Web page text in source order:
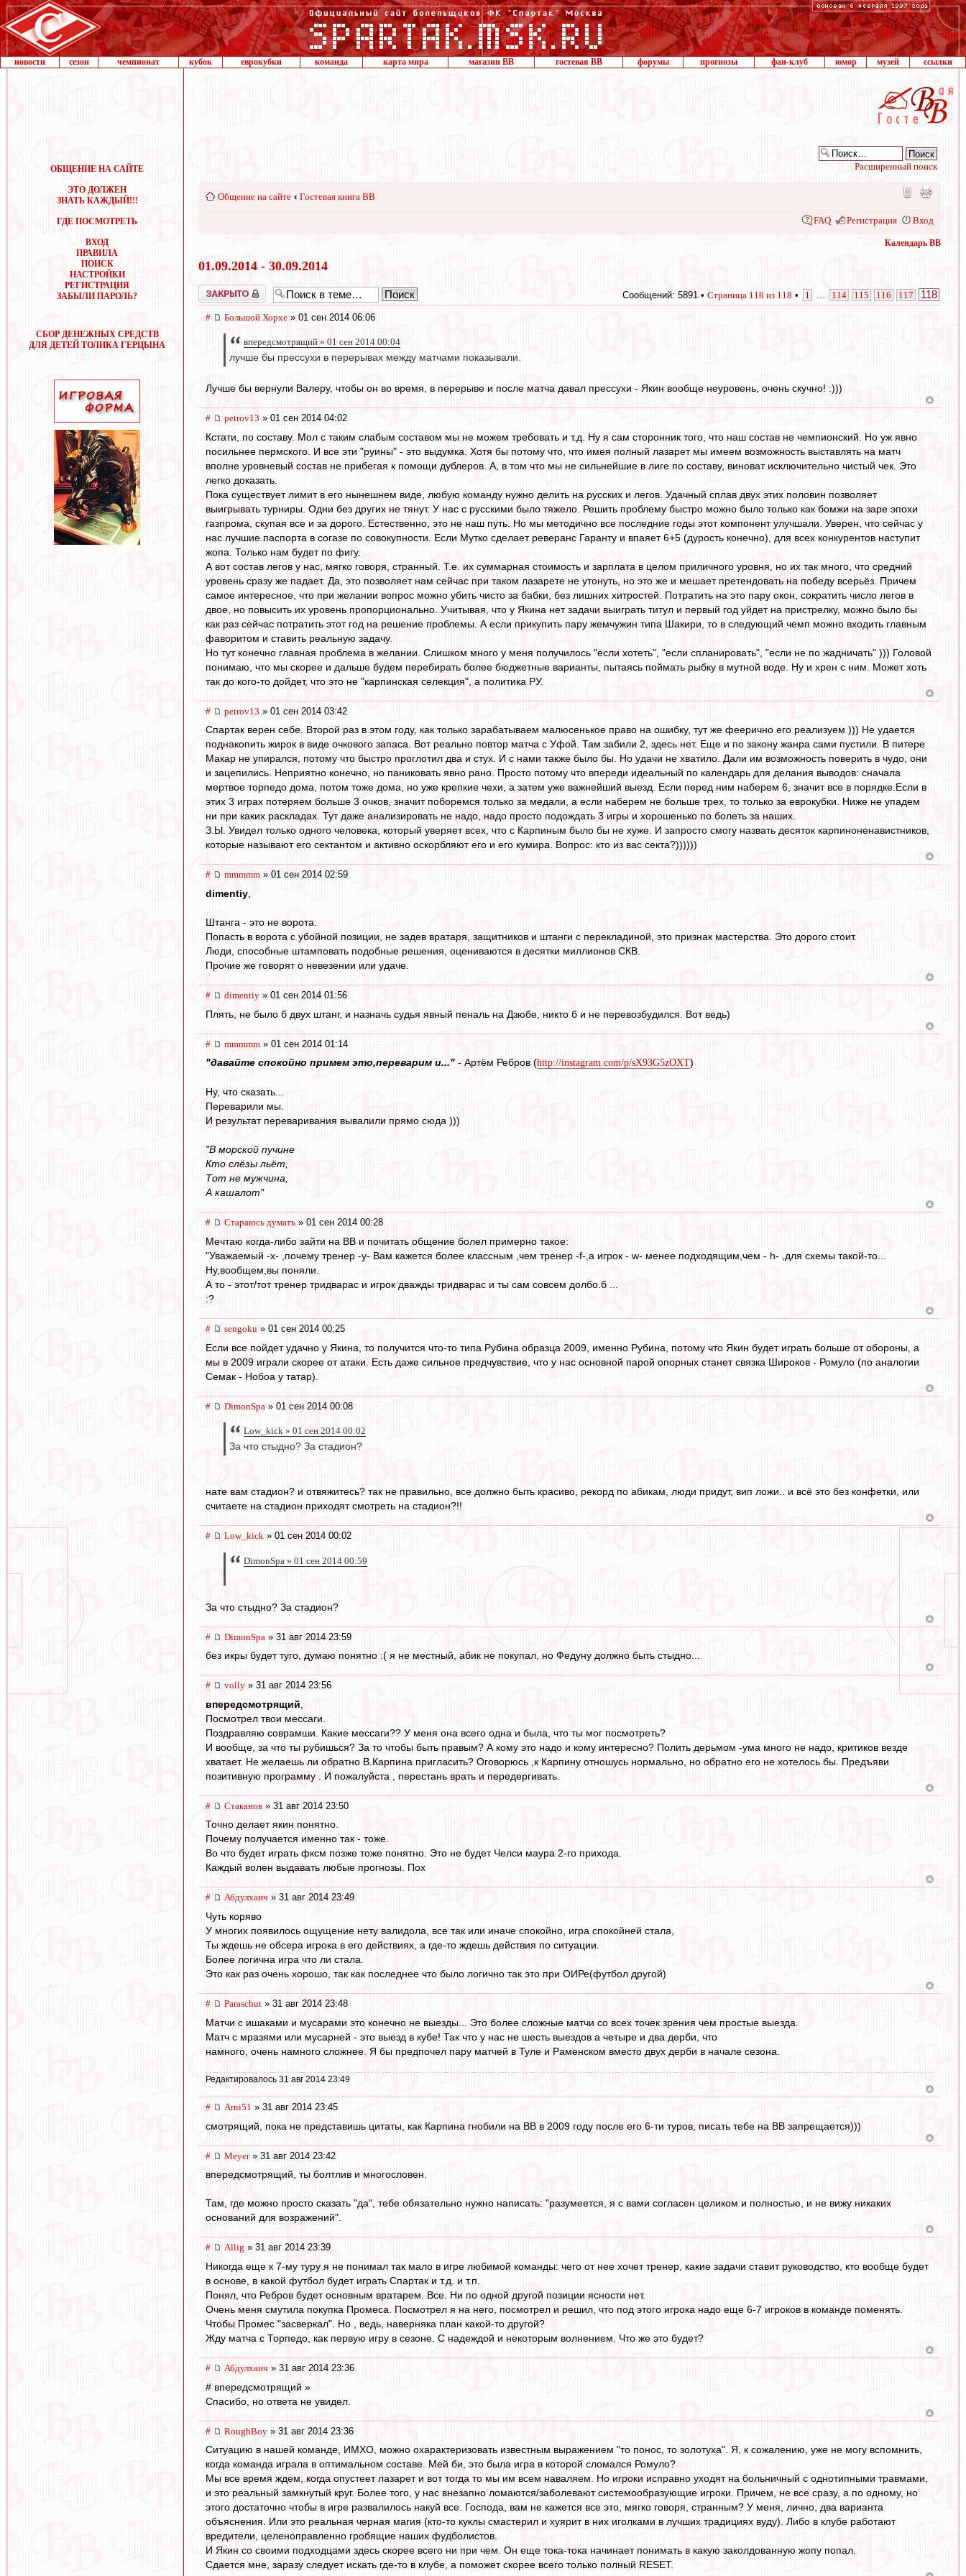
новости сезон чемпионат кубок еврокубки команда карта мира магазин ВВ гостевая ВВ форумы прогнозы фан-клуб юмор музей ссылки
ОБЩЕНИЕ НА САЙТЕ
ЭТО ДОЛЖЕН
ЗНАТЬ КАЖДЫЙ!!!
ГДЕ ПОСМОТРЕТЬ
ВХОД
ПРАВИЛА
ПОИСК
НАСТРОЙКИ
РЕГИСТРАЦИЯ
ЗАБЫЛИ ПАРОЛЬ?
СБОР ДЕНЕЖНЫХ СРЕДСТВ
ДЛЯ ДЕТЕЙ ТОЛИКА ГЕРЦЫНА
Расширенный поиск
Общение на сайте ‹ Гостевая книга ВВ
FAQ Регистрация Вход
Календарь ВВ
01.09.2014 - 30.09.2014
Закрыто Сообщений: 5891 • Страница 118 из 118 • 1 114 115 116 117 118
# Большой Хорхе » 01 сен 2014 06:06
впередсмотрящий » 01 сен 2014 00:04
лучше бы прессухи в перерывах между матчами показывали.
Лучше бы вернули Валеру, чтобы он во время, в перерыве и после матча давал прессухи - Якин вообще неуровень, очень скучно! :)))
# petrov13 » 01 сен 2014 04:02
Кстати, по составу. Мол с таким слабым составом мы не можем требовать и т.д. Ну я сам сторонник того, что наш состав не чемпионский. Но уж явно
посильнее пермского. И все эти "руины" - это выдумка. Хотя бы потому что, что имея полный лазарет мы имеем возможность выставлять на матч
вполне уровневый состав не прибегая к помощи дублеров. А, в том что мы не сильнейшие в лиге по составу, виноват исключительно чистый чек. Это
легко доказать.
Пока существует лимит в его нынешнем виде, любую команду нужно делить на русских и легов. Удачный сплав двух этих половин позволяет
выигрывать турниры. Одни без других не тянут. У нас с русскими было тяжело. Решить проблему быстро можно было только как бомжи на заре эпохи
газпрома, скупая все и за дорого. Естественно, это не наш путь. Но мы методично все последние годы этот компонент улучшали. Уверен, что сейчас у
нас лучшие паспорта в согазе по совокупности. Если Мутко сделает реверанс Гаранту и впаяет 6+5 (дурость конечно), для всех конкурентов наступит
жопа. Только нам будет по фигу.
А вот состав легов у нас, мягко говоря, странный. Т.е. их суммарная стоимость и зарплата в целом приличного уровня, но их так много, что средний
уровень сразу же падает. Да, это позволяет нам сейчас при таком лазарете не утонуть, но это же и мешает претендовать на победу всерьёз. Причем
самое интересное, что при желании вопрос можно убить чисто за бабки, без лишних хитростей. Потратить на это пару окон, сократить число легов в
двое, но повысить их уровень пропорционально. Учитывая, что у Якина нет задачи выиграть титул и первый год уйдет на пристрелку, можно было бы
как раз сейчас потратить этот год на решение проблемы. А если прикупить пару жемчужин типа Шакири, то в следующий чемп можно входить главным
фаворитом и ставить реальную задачу.
Но тут конечно главная проблема в желании. Слишком много у меня получилось "если хотеть", "если спланировать", "если не по жадничать" ))) Головой
понимаю, что мы скорее и дальше будем перебирать более бюджетные варианты, пытаясь поймать рыбку в мутной воде. Ну и хрен с ним. Может хоть
так до кого-то дойдет, что это не "карпинская селекция", а политика РУ.
# petrov13 » 01 сен 2014 03:42
Спартак верен себе. Второй раз в этом году, как только зарабатываем малюсенькое право на ошибку, тут же феерично его реализуем ))) Не удается
поднакопить жирок в виде очкового запаса. Вот реально повтор матча с Уфой. Там забили 2, здесь нет. Еще и по закону жанра сами пустили. В питере
Макар не упирался, потому что быстро проглотил два и стух. И с нами также было бы. Но удачи не хватило. Дали им возможность поверить в чудо, они
и зацепились. Неприятно конечно, но паниковать явно рано. Просто потому что впереди идеальный по календарь для делания выводов: сначала
мертвое торпедо дома, потом тоже дома, но уже крепкие чехи, а затем уже важнейший выезд. Если перед ним наберем 6, значит все в порядке.Если в
этих 3 играх потеряем больше 3 очков, значит поборемся только за медали, а если наберем не больше трех, то только за еврокубки. Ниже не упадем
ни при каких раскладах. Тут даже анализировать не надо, надо просто подождать 3 игры и хорошенько по болеть за наших.
З.Ы. Увидел только одного человека, который уверяет всех, что с Карпиным было бы не хуже. И запросто смогу назвать десяток карпиноненавистников,
которые называют его сектантом и активно оскорбляют его и его кумира. Вопрос: кто из вас секта?))))))
# mmmmm » 01 сен 2014 02:59
dimentiy
Штанга - это не ворота.
Попасть в ворота с убойной позиции, не задев вратаря, защитников и штанги с перекладиной, это признак мастерства. Это дорого стоит.
Люди, способные штамповать подобные решения, оцениваются в десятки миллионов СКВ.
Прочие же говорят о невезении или удаче.
# dimentiy » 01 сен 2014 01:56
Плять, не было б двух штанг, и назначь судья явный пеналь на Дзюбе, никто б и не перевозбудился. Вот ведь)
# mmmmm » 01 сен 2014 01:14
"давайте спокойно примем это,переварим и..." - Артём Ребров (http://instagram.com/p/sX93G5zOXT)
Ну, что сказать...
Переварили мы.
И результат переваривания вывалили прямо сюда )))
"В морской пучине
Кто слёзы льёт,
Тот не мужчина,
А кашалот"
# Стараюсь думать » 01 сен 2014 00:28
Мечтаю когда-либо зайти на ВВ и почитать общение болел примерно такое:
"Уважаемый -x- ,почему тренер -y- Вам кажется более классным ,чем тренер -f-,а игрок - w- менее подходящим,чем - h- ,для схемы такой-то...
Ну,вообщем,вы поняли.
А то - этот/тот тренер тридварас и игрок дважды тридварас и ты сам совсем долбо.б ...
:?
# sengoku » 01 сен 2014 00:25
Если все пойдет удачно у Якина, то получится что-то типа Рубина образца 2009, именно Рубина, потому что Якин будет играть больше от обороны, а
мы в 2009 играли скорее от атаки. Есть даже сильное предчувствие, что у нас основной парой опорных станет связка Широков - Ромуло (по аналогии
Семак - Нобоа у татар).
# DimonSpa » 01 сен 2014 00:08
Low_kick » 01 сен 2014 00:02
За что стыдно? За стадион?
нате вам стадион? и отвяжитесь? так не правильно, все должно быть красиво, рекорд по абикам, люди придут, вип ложи.. и всё это без конфетки, или
считаете на стадион приходят смотреть на стадион?!!
# Low_kick » 01 сен 2014 00:02
DimonSpa » 01 сен 2014 00:59
За что стыдно? За стадион?
# DimonSpa » 31 авг 2014 23:59
без икры будет туго, думаю понятно :( я не местный, абик не покупал, но Федуну должно быть стыдно...
# volly » 31 авг 2014 23:56
впередсмотрящий
Посмотрел твои мессаги.
Поздравляю соврамши. Какие мессаги?? У меня она всего одна и была, что ты мог посмотреть?
И вообще, за что ты рубишься? За то чтобы быть правым? А кому это надо и кому интересно? Полить дерьмом -ума много не надо, критиков везде
хватает. Не желаешь ли обратно В.Карпина пригласить? Оговорюсь ,к Карпину отношусь нормально, но обратно его не хотелось бы. Предъяви
позитивную программу . И пожалуйста , перестань врать и передергивать.
# Cтаканов » 31 авг 2014 23:50
Точно делает якин понятно.
Почему получается именно так - тоже.
Во что будет играть фксм позже тоже понятно. Это не будет Челси маура 2-го прихода.
Каждый волен выдавать любые прогнозы. Пох
# Абдулхаич » 31 авг 2014 23:49
Чуть коряво
У многих появилось ощущение нету валидола, все так или иначе спокойно, игра спокойней стала,
Ты ждешь не обсера игрока в его действиях, а где-то ждешь действия по ситуации.
Более логична игра что ли стала.
Это как раз очень хорошо, так как последнее что было логично так это при ОИРе(футбол другой)
# Paraschut » 31 авг 2014 23:48
Матчи с ишаками и мусарами это конечно не выезды... Это более сложные матчи со всех точек зрения чем простые выезда.
Матч с мразями или мусарней - это выезд в кубе! Так что у нас не шесть выездов а четыре и два дерби, что
намного, очень намного сложнее. Я бы предпочел пару матчей в Туле и Раменском вместо двух дерби в начале сезона.
Редактировалось 31 авг 2014 23:49
# Arni51 » 31 авг 2014 23:45
смотрящий, пока не представишь цитаты, как Карпина гнобили на ВВ в 2009 году после его 6-ти туров, писать тебе на ВВ запрещается)))
# Meyer» 31 авг 2014 23:42
впередсмотрящий, ты болтлив и многословен.
Там, где можно просто сказать "да", тебе обязательно нужно написать: "разумеется, я с вами согласен целиком и полностью, и не вижу никаких
оснований для возражений".
# Allig » 31 авг 2014 23:39
Никогда еще к 7-му туру я не понимал так мало в игре любимой команды: чего от нее хочет тренер, какие задачи ставит руководство, кто вообще будет
в основе, в какой футбол будет играть Спартак и т.д. и т.п.
Понял, что Ребров будет основным вратарем. Все. Ни по одной другой позиции ясности нет.
Очень меня смутила покупка Промеса. Посмотрел я на него, посмотрел и решил, что под этого игрока надо еще 6-7 игроков в команде поменять.
Чтобы Промес "засверкал". Но , ведь, наверняка план какой-то другой?
Жду матча с Торпедо, как первую игру в сезоне. С надеждой и некоторым волнением. Что же это будет?
# Абдулхаич » 31 авг 2014 23:36
# впередсмотрящий »
Спасибо, но ответа не увидел.
# RoughBoy » 31 авг 2014 23:36
Ситуацию в нашей команде, ИМХО, можно охарактеризовать известным выражением "то понос, то золотуха". Я, к сожалению, уже не могу вспомнить,
когда команда играла в оптимальном составе. Мей би, это была игра в которой сломался Ромуло?
Мы все время ждем, когда опустеет лазарет и вот тогда то мы им всем наваляем. Но игроки исправно уходят на больничный с однотипными травмами,
и это реальный замкнутый круг. Более того, у нас внезапно ломаются/заболевают системообразующие игроки. Причем, не все сразу, а по одному, но
этого достаточно чтобы в игре развалилось накуй все. Господа, вам не кажется все это, мягко говоря, странным? У меня, лично, два варианта
объяснения. Или это реальная черная магия (кто-то куклы смастерил и хуярит в них иголками в лучших традициях вуду). Либо в клубе работают
вредители, целеноправленно гробящие наших фудболистов.
И Якин со своими подходцами здесь скорее всего ни при чем. Он еще тока-тока начинает понимать в какую заколдованную жопу попал.
Сдается мне, заразу следует искать где-то в клубе, а поможет скорее всего только полный RESET.